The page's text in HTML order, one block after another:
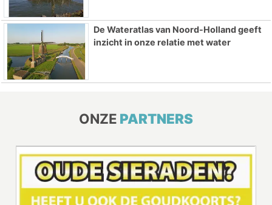
De Wateratlas van Noord-Holland geeft
inzicht in onze relatie met water
ONZE PARTNERS